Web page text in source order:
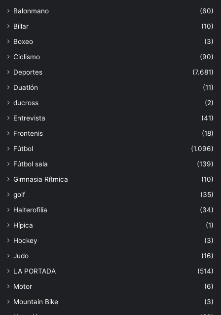
Balonmano
(60)
Billar
(10)
Boxeo
(3)
Ciclismo
(90)
Deportes
(7.681)
Duatlón
(11)
ducross
(2)
Entrevista
(41)
Frontenis
(18)
Fútbol
(1.096)
Fútbol sala
(139)
Gimnasia Rítmica
(10)
golf
(35)
Halterofilia
(34)
Hípica
(1)
Hockey
(3)
Judo
(16)
LA PORTADA
(514)
Motor
(6)
Mountain Bike
(3)